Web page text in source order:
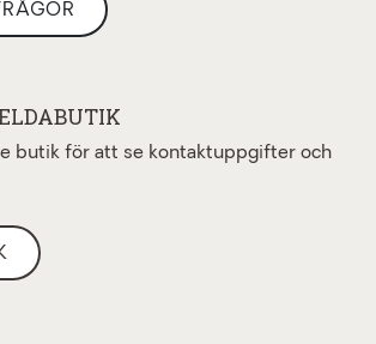
butik för att se kontaktuppgifter och